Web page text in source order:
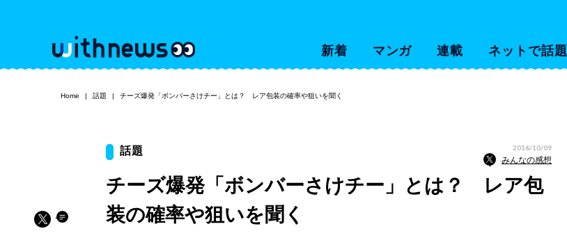
新着 マンガ 連載 ネットで話題
Home 話題 チーズ爆発「ボンバーさけチー」とは？ レア包装の確率や狙いを聞く
話題 2016/10/09
みんなの感想
チーズ爆発「ボンバーさけチー」とは？ レア包
装の確率や狙いを聞く